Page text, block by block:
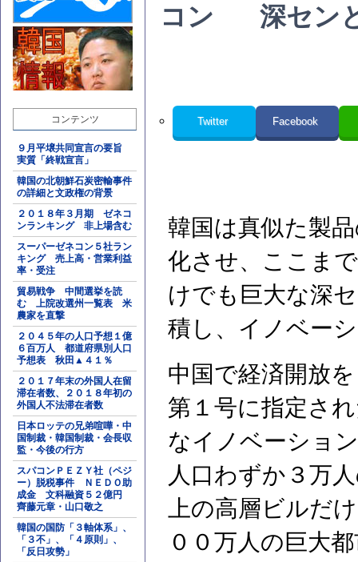
コンテンツ
９月平壌共同宣言の要旨
実質「終戦宣言」
韓国の北朝鮮石炭密輸事件
の詳細と文政権の背景
２０１８年３月期 ゼネコ
ンランキング 非上場含む
スーパーゼネコン５社ラン
キング 売上高・営業利益
率・受注
貿易戦争 中間選挙を読
む 上院改選州一覧表 米
農家を直撃
２０４５年の人口予想１億
６百万人 都道府県別人口
予想表 秋田▲４１％
２０１７年末の外国人在留
滞在者数、２０１８年初の
外国人不法滞在者数
日本ロッテの兄弟喧嘩・中
国制裁・韓国制裁・会長収
監・今後の行方
スパコンＰＥＺＹ社（ペジ
ー）脱税事件 ＮＥＤＯ助
成金 文科融資５２億円
齊藤元章・山口敬之
韓国の国防「３軸体系」、
「３不」、「４原則」、
「反日攻勢」
深セン
Twitter Facebook
韓国は真似た製
化させ、ここま
けでも巨大な深
積し、イノベー
中国で経済開放
第１号に指定さ
なイノベーショ
人口わずか３万
上の高層ビルだ
００万人の巨大